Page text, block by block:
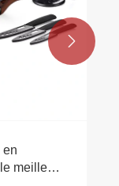
en
meilleur
